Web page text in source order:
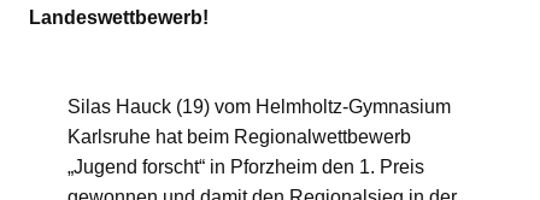
Landeswettbewerb!
Silas Hauck (19) vom Helmholtz-Gymnasium
Karlsruhe hat beim Regionalwettbewerb
„Jugend forscht“ in Pforzheim den 1. Preis